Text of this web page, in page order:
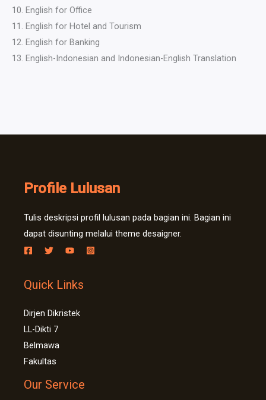
10. English for Office
11. English for Hotel and Tourism
12. English for Banking
13. English-Indonesian and Indonesian-English Translation
Profile Lulusan
Tulis deskripsi profil lulusan pada bagian ini. Bagian ini
dapat disunting melalui theme desaigner.
Quick Links
Dirjen Dikristek
LL-Dikti 7
Belmawa
Fakultas
Our Service